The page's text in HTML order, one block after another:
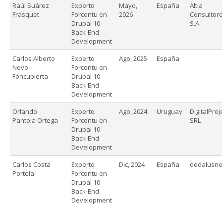
Raúl Suárez
Frasquet
Experto
Forcontu en
Drupal 10
Back-End
Development
Mayo,
2026
España
Altia
S.A.
Carlos Alberto
Novo
Foncubierta
Experto
Forcontu en
Drupal 10
Back-End
Development
Ago, 2025 España
Orlando
Pantoja Ortega
Experto
Forcontu en
Drupal 10
Back-End
Development
Ago, 2024 Uruguay
SRL
Carlos Costa
Portela
Experto
Forcontu en
Drupal 10
Back-End
Development
Dic, 2024 España